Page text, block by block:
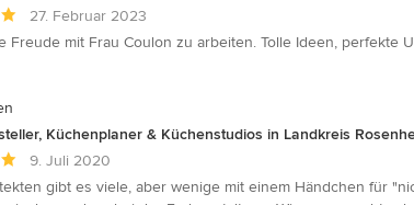
27. Februar 2023
Freude mit Frau Coulon zu arbeiten. Tolle Ideen, perfekte
Küchenplaner & Küchenstudios in Landkreis
9. Juli 2020
gibt es viele, aber wenige mit einem Händchen für